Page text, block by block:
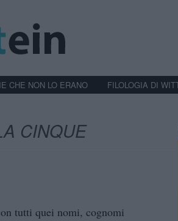
CHE NON LO ERANO FILOLOGIA DI
CINQUE
tutti quei nomi, cognomi